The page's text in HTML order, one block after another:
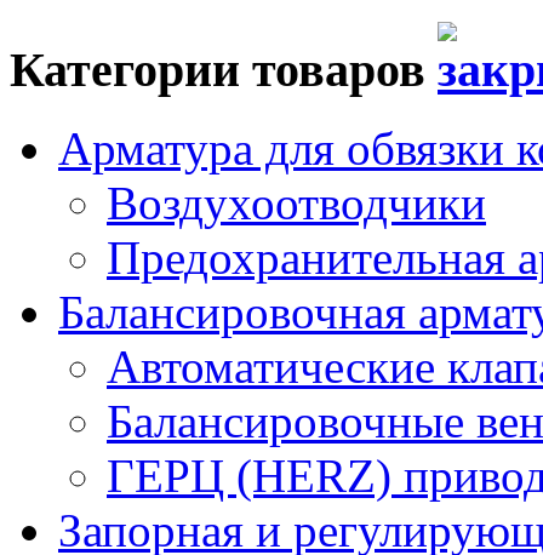
Категории товаров
Арматура для обвязки
Воздухоотводчики
Предохранительная
Балансировочная
Автоматические
Балансировочные
ГЕРЦ (HERZ)
Запорная и